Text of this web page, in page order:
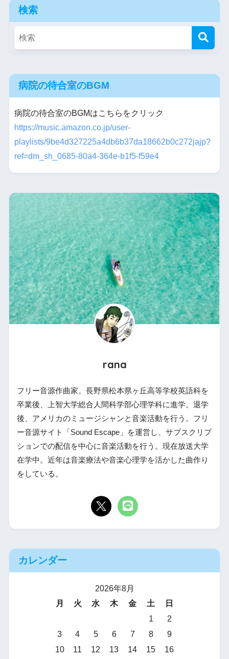
検索
病院の待合室のBGM
病院の待合室のBGMはこちらをクリック
https://music.amazon.co.jp/user-
playlists/9be4d327225a4db6b37da18662b0c272jajp?
ref=dm_sh_0685-80a4-364e-b1f5-f59e4
rana
フリー音源作曲家。長野県松本県ヶ丘高等学校英語科を
卒業後、上智大学総合人間科学部心理学科に進学。退学
後、アメリカのミュージシャンと音楽活動を行う。フリ
ー音源サイト「Sound Escape」を運営し、サブスクリプ
ションでの配信を中心に音楽活動を行う。現在放送大学
在学中。近年は音楽療法や音楽心理学を活かした曲作り
をしている。
カレンダー
2026年8月
月
火 水 木 金 土
日
1
2
3
4 5 6 7 8
9
10
11 12 13 14 15
16